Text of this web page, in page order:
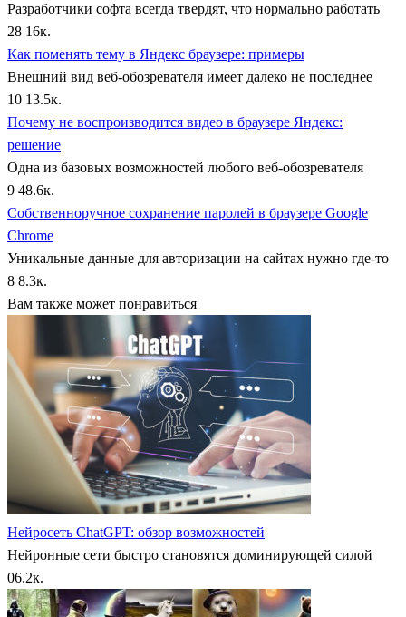
Разработчики софта всегда твердят, что нормально работать
28 16к.
Как поменять тему в Яндекс браузере: примеры
Внешний вид веб-обозревателя имеет далеко не последнее
10 13.5к.
Почему не воспроизводится видео в браузере Яндекс:
решение
Одна из базовых возможностей любого веб-обозревателя
9 48.6к.
Собственноручное сохранение паролей в браузере Google
Chrome
Уникальные данные для авторизации на сайтах нужно где-то
8 8.3к.
Вам также может понравиться
Нейросеть ChatGPT: обзор возможностей
Нейронные сети быстро становятся доминирующей силой
06.2к.